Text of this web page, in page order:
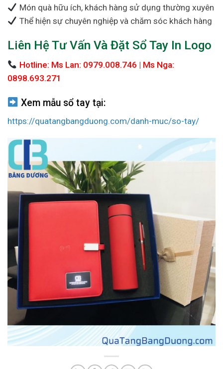
Món quà hữu ích, khách hàng sử dụng thường xuyên
Thể hiện sự chuyên nghiệp và chăm sóc khách hàng
Liên Hệ Tư Vấn Và Đặt Sổ Tay In Logo
Hotline: Ms Lan: 0979.008.746 | Ms Nga:
0898.693.271
Xem mẫu sổ tay tại:
https://quatangbangduong.com/danh-muc/so-tay/